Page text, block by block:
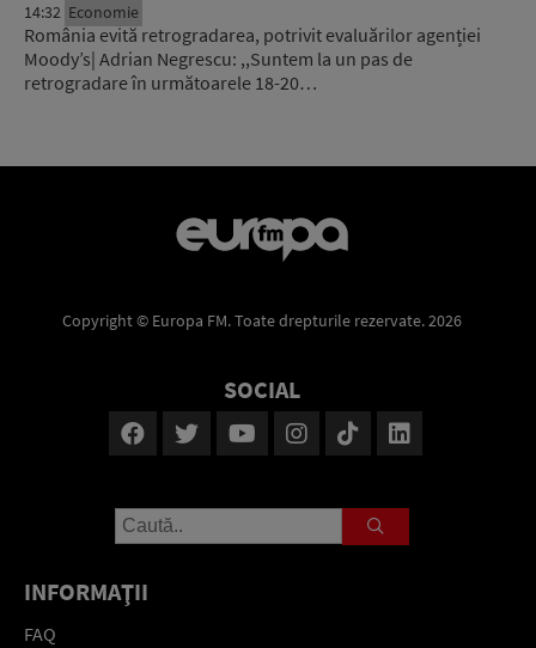
14:32 Economie
România evită retrogradarea, potrivit evaluărilor agenției
Moody’s| Adrian Negrescu: ,,Suntem la un pas de
retrogradare în următoarele 18-20…
Copyright © Europa FM. Toate drepturile rezervate. 2026
SOCIAL
INFORMAŢII
FAQ